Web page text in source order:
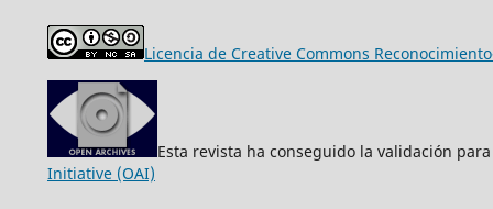
Licencia de Creative Commons
Esta revista ha conseguido la validación
Initiative (OAI)